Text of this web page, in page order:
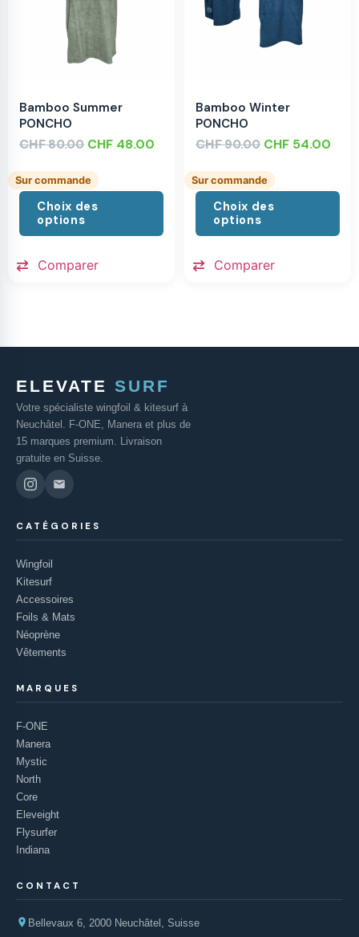
Bamboo Summer
PONCHO
CHF80.00 CHF 48.00
Sur commande
Choix des
options
Comparer
Bamboo Winter
PONCHO
CHF90.00 CHF 54.00
Sur commande
Choix des
options
Comparer
ELEVATE SURF
Votre spécialiste wingfoil & kitesurf à
Neuchâtel. F-ONE, Manera et plus de
15 marques premium. Livraison
gratuite en Suisse.
CATÉGORIES
Wingfoil
Kitesurf
Accessoires
Foils & Mats
Néoprène
Vêtements
MARQUES
F-ONE
Manera
Mystic
North
Core
Eleveight
Flysurfer
Indiana
CONTACT
Bellevaux 6, 2000 Neuchâtel, Suisse